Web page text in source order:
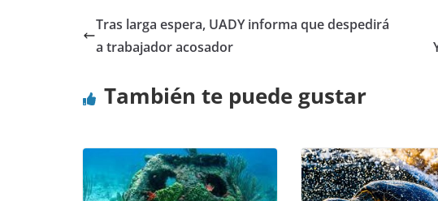
Tras larga espera, UADY informa que despedirá
a trabajador acosador
También te puede gustar